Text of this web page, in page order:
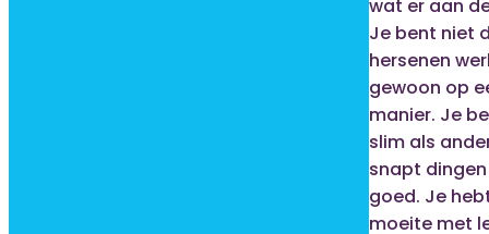
wat er aan
Je bent niet
hersenen
gewoon op
manier. Je
slim als
snapt
goed. Je
moeite met